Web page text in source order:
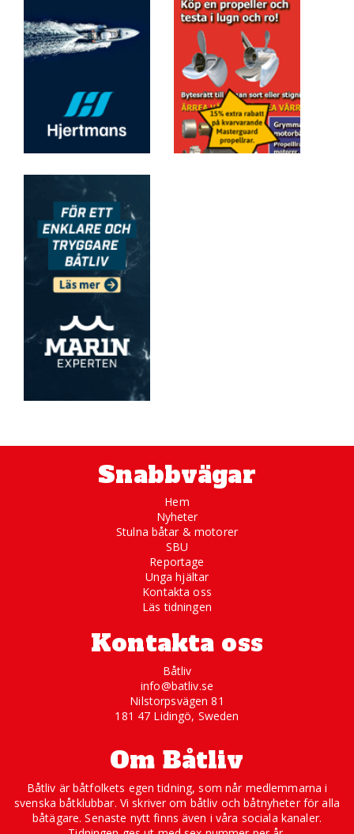
Snabbvägar
Hem
Nyheter
Stulna båtar & motorer
SBU
Reportage
Unga hjältar
Kontakta oss
Läs tidningen
Kontakta oss
Båtliv
info@batliv.se
Nilstorpsvägen 81
181 47 Lidingö, Sweden
Om Båtliv
Båtliv är båtfolkets egen tidning, som når medlemmarna i
svenska båtklubbar. Vi skriver om båtliv och båtnyheter för alla
båtägare. Senaste nytt finns även i våra sociala kanaler.